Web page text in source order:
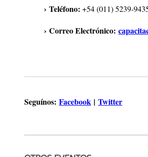
› Teléfono: +54 (011) 5239-
› Correo Electrónico:
Seguínos: Facebook | Twitter